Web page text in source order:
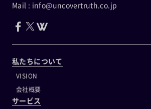
Mail : info@uncovertruth.co.jp
私たちについて
VISION
会社概要
サービス